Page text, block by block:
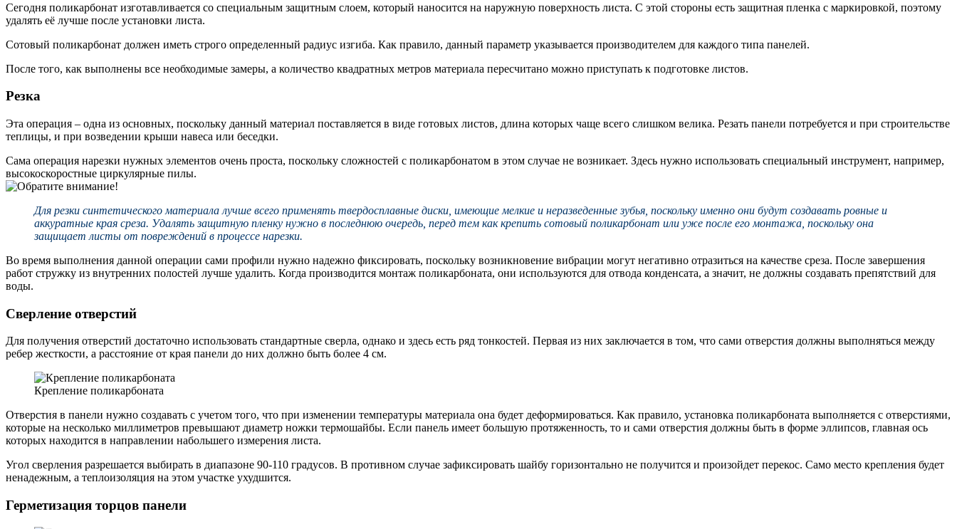
Сегодня поликарбонат изготавливается со специальным защитным слоем, который наносится на наружную поверхность листа. С этой стороны есть защитная пленка с маркировкой, поэтому
удалять её лучше после установки листа.
Сотовый поликарбонат должен иметь строго определенный радиус изгиба. Как правило, данный параметр указывается производителем для каждого типа панелей.
После того, как выполнены все необходимые замеры, а количество квадратных метров материала пересчитано можно приступать к подготовке листов.
Резка
Эта операция – одна из основных, поскольку данный материал поставляется в виде готовых листов, длина которых чаще всего слишком велика. Резать панели потребуется и при строительстве
теплицы, и при возведении крыши навеса или беседки.
Сама операция нарезки нужных элементов очень проста, поскольку сложностей с поликарбонатом в этом случае не возникает. Здесь нужно использовать специальный инструмент, например,
высокоскоростные циркулярные пилы.
Для резки синтетического материала лучше всего применять твердосплавные диски, имеющие мелкие и неразведенные зубья, поскольку именно они будут создавать ровные и
аккуратные края среза. Удалять защитную пленку нужно в последнюю очередь, перед тем как крепить сотовый поликарбонат или уже после его монтажа, поскольку она
защищает листы от повреждений в процессе нарезки.
Во время выполнения данной операции сами профили нужно надежно фиксировать, поскольку возникновение вибрации могут негативно отразиться на качестве среза. После завершения
работ стружку из внутренних полостей лучше удалить. Когда производится монтаж поликарбоната, они используются для отвода конденсата, а значит, не должны создавать препятствий для
воды.
Сверление отверстий
Для получения отверстий достаточно использовать стандартные сверла, однако и здесь есть ряд тонкостей. Первая из них заключается в том, что сами отверстия должны выполняться между
ребер жесткости, а расстояние от края панели до них должно быть более 4 см.
Крепление поликарбоната
Отверстия в панели нужно создавать с учетом того, что при изменении температуры материала она будет деформироваться. Как правило, установка поликарбоната выполняется с отверстиями,
которые на несколько миллиметров превышают диаметр ножки термошайбы. Если панель имеет большую протяженность, то и сами отверстия должны быть в форме эллипсов, главная ось
которых находится в направлении набольшего измерения листа.
Угол сверления разрешается выбирать в диапазоне 90-110 градусов. В противном случае зафиксировать шайбу горизонтально не получится и произойдет перекос. Само место крепления будет
ненадежным, а теплоизоляция на этом участке ухудшится.
Герметизация торцов панели